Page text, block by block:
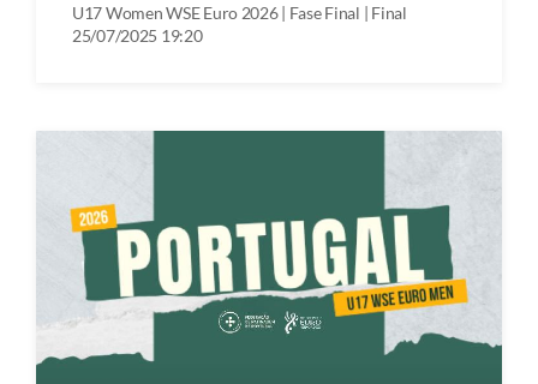
U17 Women WSE Euro 2026 | Fase Final | Final
25/07/2025 19:20